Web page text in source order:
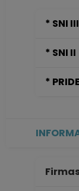
* SNI III
* SNI II
*